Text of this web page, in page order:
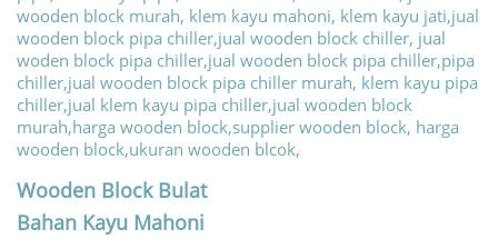
Wooden Block Bulat
Bahan Kayu Mahoni